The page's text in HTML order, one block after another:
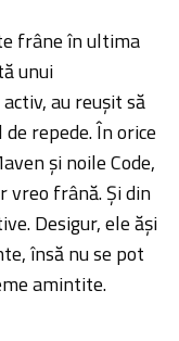
frâne în ultima
unui
au reușit să
repede. În orice
și noile Code,
vreo frână. Și din
Desigur, ele ăși
însă nu se pot
amintite.